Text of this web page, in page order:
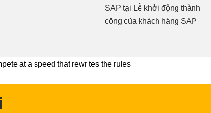
SAP tại Lễ khởi động thành
công của khách hàng SAP
at a speed that rewrites the rules